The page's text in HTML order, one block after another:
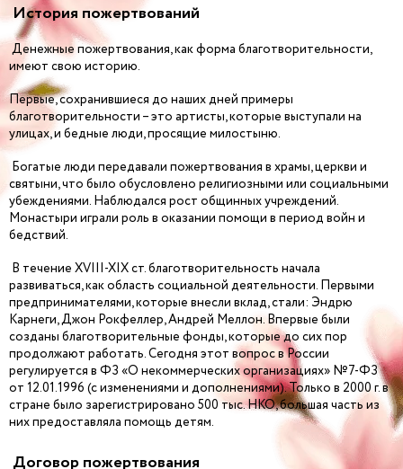
История пожертвований
Денежные пожертвования, как форма благотворительности,
имеют свою историю.
Первые, сохранившиеся до наших дней примеры
благотворительности – это артисты, которые выступали на
улицах, и бедные люди, просящие милостыню.
Богатые люди передавали пожертвования в храмы, церкви и
святыни, что было обусловлено религиозными или социальными
убеждениями. Наблюдался рост общинных учреждений.
Монастыри играли роль в оказании помощи в период войн и
бедствий.
В течение XVIII-XIX ст. благотворительность начала
развиваться, как область социальной деятельности. Первыми
предпринимателями, которые внесли вклад, стали: Эндрю
Карнеги, Джон Рокфеллер, Андрей Меллон. Впервые были
созданы благотворительные фонды, которые до сих пор
продолжают работать. Сегодня этот вопрос в России
регулируется в ФЗ «О некоммерческих организациях» №7-ФЗ
от 12.01.1996 (с изменениями и дополнениями). Только в 2000 г. в
стране было зарегистрировано 500 тыс. НКО, большая часть из
них предоставляла помощь детям.
Договор пожертвования